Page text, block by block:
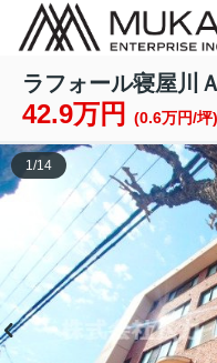
ラフォール寝屋川Ａ
42.9万円 (0.6万円/坪)
1/14